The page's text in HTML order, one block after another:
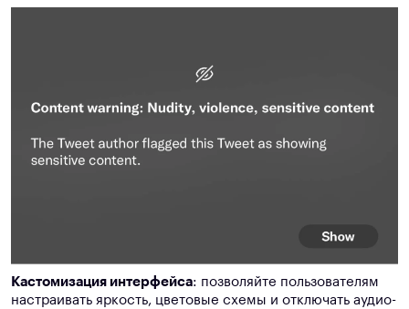
Кастомизация интерфейса: позволяйте пользователям
настраивать яркость, цветовые схемы и отключать аудио-